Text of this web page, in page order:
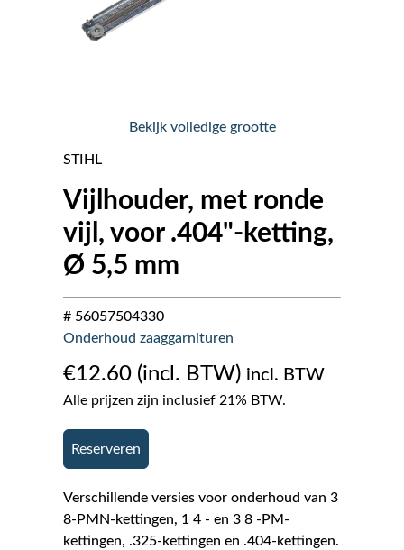
Bekijk volledige grootte
STIHL
Vijlhouder, met ronde
vijl, voor .404"-ketting,
Ø 5,5 mm
# 56057504330
Onderhoud zaaggarnituren
€12.60 incl. BTW
Alle prijzen zijn inclusief 21% BTW.
Reserveren
Verschillende versies voor onderhoud van 3
8-PMN-kettingen, 1 4 - en 3 8 -PM-
kettingen, .325-kettingen en .404-kettingen.